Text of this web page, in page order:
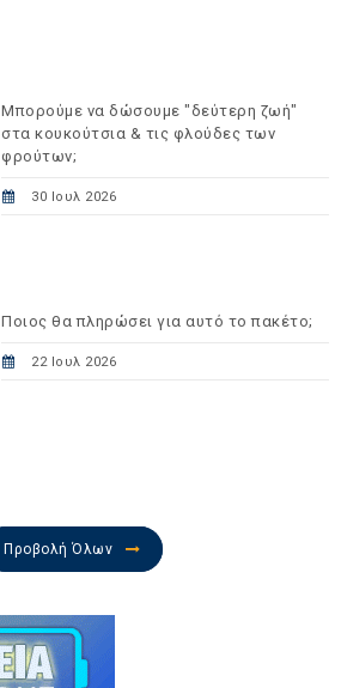
Μπορούμε να δώσουμε "δεύτερη ζωή"
στα κουκούτσια & τις φλούδες των
φρούτων;
30 Ιουλ 2026
Ποιος θα πληρώσει για αυτό το πακέτο;
22 Ιουλ 2026
Προβολή Όλων